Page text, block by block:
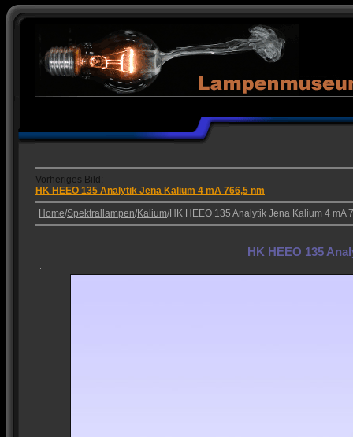
Vorheriges Bild:
HK HEEO 135 Analytik Jena Kalium 4 mA 766,5 nm
Home/Spektrallampen/Kalium/HK HEEO 135 Analytik Jena Kalium 4 mA
HK HEEO 135